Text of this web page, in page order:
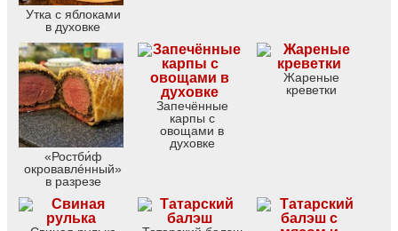
Утка с яблоками
в духовке
«Ростби́ф
окровавлéнный»
в разрезе
Запечённые
карпы с
овощами в
духовке
Жареные
креветки